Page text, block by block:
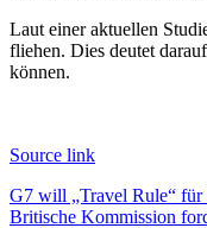
Laut einer aktuellen
fliehen. Dies deutet
können.
Source link
G7 will „Travel Rule“ für
Britische Kommission